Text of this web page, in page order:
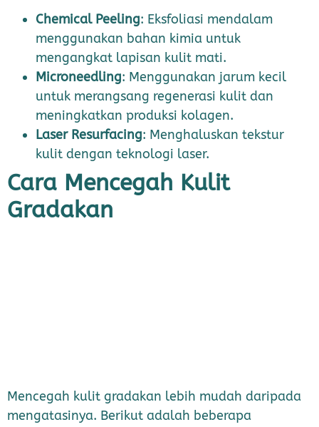
Chemical Peeling: Eksfoliasi mendalam
menggunakan bahan kimia untuk
mengangkat lapisan kulit mati.
Microneedling: Menggunakan jarum kecil
untuk merangsang regenerasi kulit dan
meningkatkan produksi kolagen.
Laser Resurfacing: Menghaluskan tekstur
kulit dengan teknologi laser.
Cara Mencegah Kulit
Gradakan
Mencegah kulit gradakan lebih mudah daripada
mengatasinya. Berikut adalah beberapa